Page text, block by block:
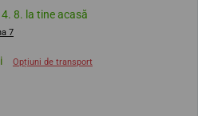
8. la tine acasă
7
Opțiuni de transport